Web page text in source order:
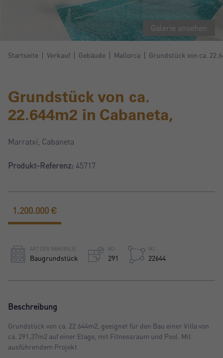
Galerie ansehen
Startseite Verkauf Gebäude Mallorca Grundstück von ca.
Grundstück von ca.
22.644m2 in Cabaneta,
Marratxí, Cabaneta
Produkt-Referenz: 45717
ART DER IMMOBILIE
Baugrundstück
M2
291
M2
22644
1.200.000 €
Beschreibung
Grundstück von ca. 22.644m2, geeignet für den Bau einer Villa von
ca. 291,37m2 auf einer Etage, mit Fitnessraum und Pool. Mit
ausführendem Projekt.